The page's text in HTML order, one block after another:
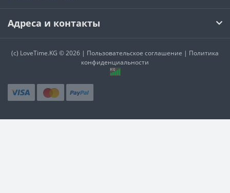
Адреса и контакты
(c) LoveTime.KG © 2026 | Пользовательское соглашение | Политика
конфиденциальности